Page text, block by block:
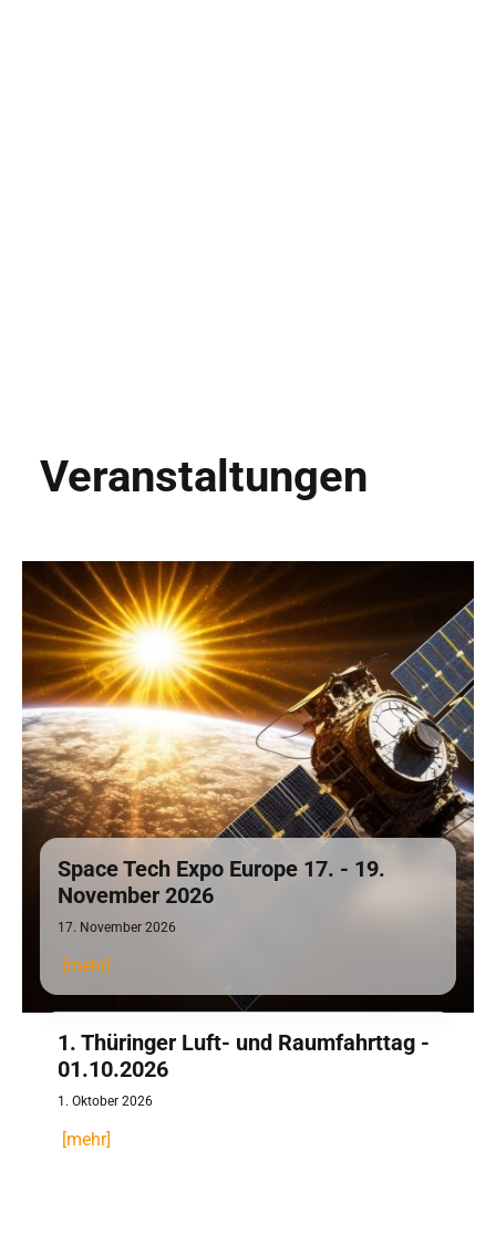
Veranstaltungen
AdobeStock_570383973
Space Tech Expo Europe 17. - 19.
November 2026
17. November 2026
[mehr]
1. Thüringer Luft- und Raumfahrttag -
01.10.2026
1. Oktober 2026
[mehr]